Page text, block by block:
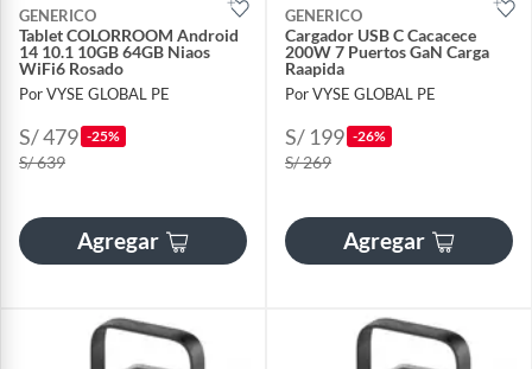
GENERICO
Tablet COLORROOM Android
14 10.1 10GB 64GB Niaos
WiFi6 Rosado
Por VYSE GLOBAL PE
S/ 479 -25%
S/ 639
Agregar
GENERICO
Cargador USB C Cacacece
200W 7 Puertos GaN Carga
Raapida
Por VYSE GLOBAL PE
S/ 199 -26%
S/ 269
Agregar